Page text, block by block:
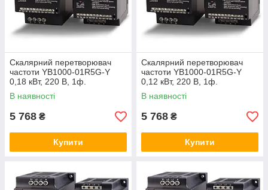
номінал частотника.
Функції захисту та плавний пуск
Керування та інтеграція (RS-485)
Сфери ефективного застосування
Скалярний перетворювач
частоти YB1000-01R5G-Y
0,18 кВт, 220 В, 1ф.
В наявності
5 768 ₴
Купити
Скалярний перетворювач
частоти YB1000-01R5G-Y
0,12 кВт, 220 В, 1ф.
В наявності
5 768 ₴
Купити